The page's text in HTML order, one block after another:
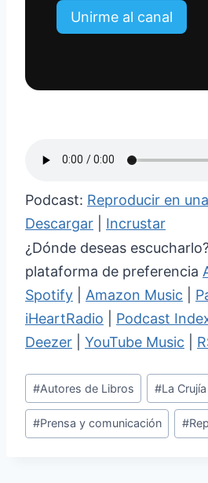
Unirme al canal
Podcast: Reproducir en
Descargar
Incrustar
¿Dónde deseas
plataforma de preferencia
Spotify
Amazon Music
iHeartRadio
Podcast
Deezer
YouTube Music
Etiquetas
de
la
#Autores de Libros #La Crujía
#Prensa y comunicación #